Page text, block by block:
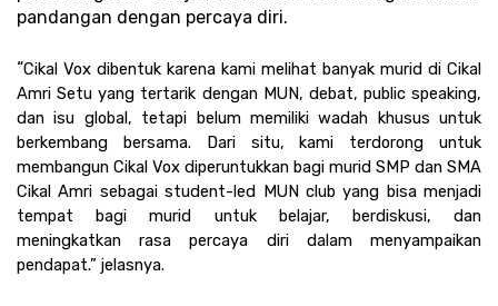
pandangan dengan percaya diri.
“Cikal Vox dibentuk karena kami melihat banyak murid di Cikal
Amri Setu yang tertarik dengan MUN, debat, public speaking,
dan isu global, tetapi belum memiliki wadah khusus untuk
berkembang bersama. Dari situ, kami terdorong untuk
membangun Cikal Vox diperuntukkan bagi murid SMP dan SMA
Cikal Amri sebagai student-led MUN club yang bisa menjadi
tempat bagi murid untuk belajar, berdiskusi, dan
meningkatkan rasa percaya diri dalam menyampaikan
pendapat.” jelasnya.